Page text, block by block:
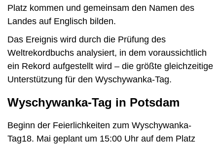
Platz kommen und gemeinsam den Namen des
Landes auf Englisch bilden.
Das Ereignis wird durch die Prüfung des
Weltrekordbuchs analysiert, in dem voraussichtlich
ein Rekord aufgestellt wird – die größte gleichzeitige
Unterstützung für den Wyschywanka-Tag.
Wyschywanka-Tag in Potsdam
Beginn der Feierlichkeiten zum Wyschywanka-
Tag18. Mai geplant um 15:00 Uhr auf dem Platz